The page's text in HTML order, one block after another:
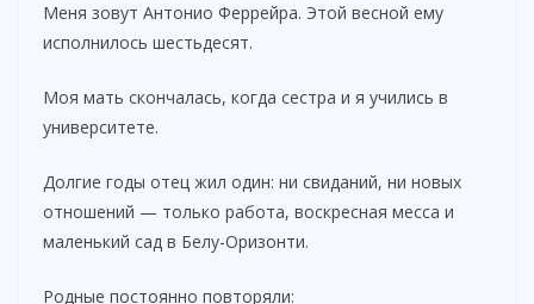
Меня зовут Антонио Феррейра. Этой весной ему
исполнилось шестьдесят.
Моя мать скончалась, когда сестра и я учились в
университете.
Долгие годы отец жил один: ни свиданий, ни новых
отношений — только работа, воскресная месса и
маленький сад в Белу-Оризонти.
Родные постоянно повторяли: